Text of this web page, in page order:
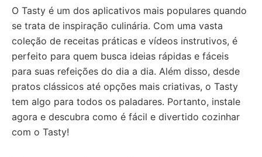
O Tasty é um dos aplicativos mais populares quando
se trata de inspiração culinária. Com uma vasta
coleção de receitas práticas e vídeos instrutivos, é
perfeito para quem busca ideias rápidas e fáceis
para suas refeições do dia a dia. Além disso, desde
pratos clássicos até opções mais criativas, o Tasty
tem algo para todos os paladares. Portanto, instale
agora e descubra como é fácil e divertido cozinhar
com o Tasty!